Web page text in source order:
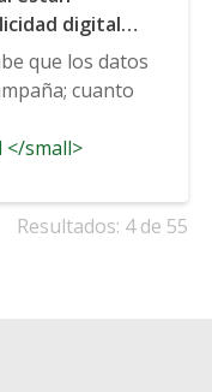
digital
que los datos
cuanto
</small>
Resultados: 4 de 55